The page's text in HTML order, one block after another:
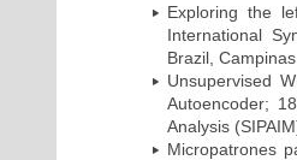
Exploring the
International
Brazil,
Unsupervised
Autoencoder;
Analysis
Micropatrones